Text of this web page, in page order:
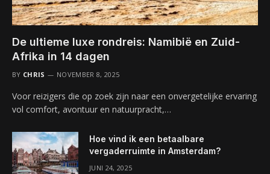
De ultieme luxe rondreis: Namibië en Zuid-
Afrika in 14 dagen
BY CHRIS NOVEMBER 8, 2025
Voor reizigers die op zoek zijn naar een onvergetelijke ervaring
vol comfort, avontuur en natuurpracht,…
Hoe vind ik een betaalbare
vergaderruimte in Amsterdam?
JUNI 24, 2025